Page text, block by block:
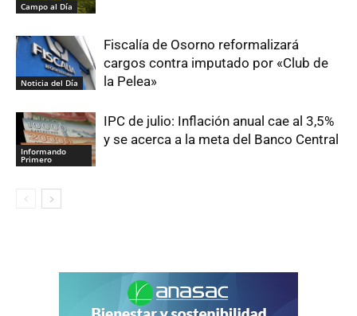
Campo al Día
Noticia del Día
Fiscalía de Osorno reformalizará
cargos contra imputado por «Club de
la Pelea»
Informando
Primero
IPC de julio: Inflación anual cae al 3,5%
y se acerca a la meta del Banco Central